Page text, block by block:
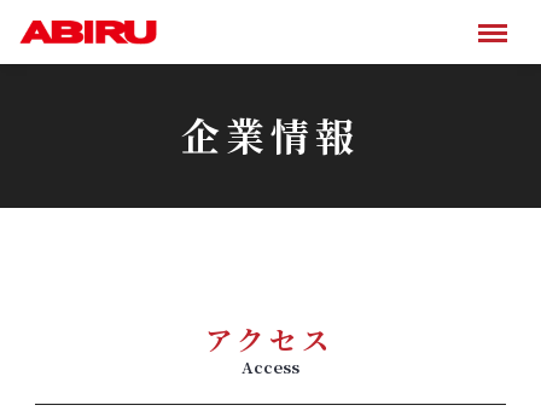
企業情報
アクセス
Access